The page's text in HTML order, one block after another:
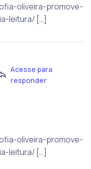
oliveira-promove-
leitura/ […]
Acesse para
responder
oliveira-promove-
leitura/ […]